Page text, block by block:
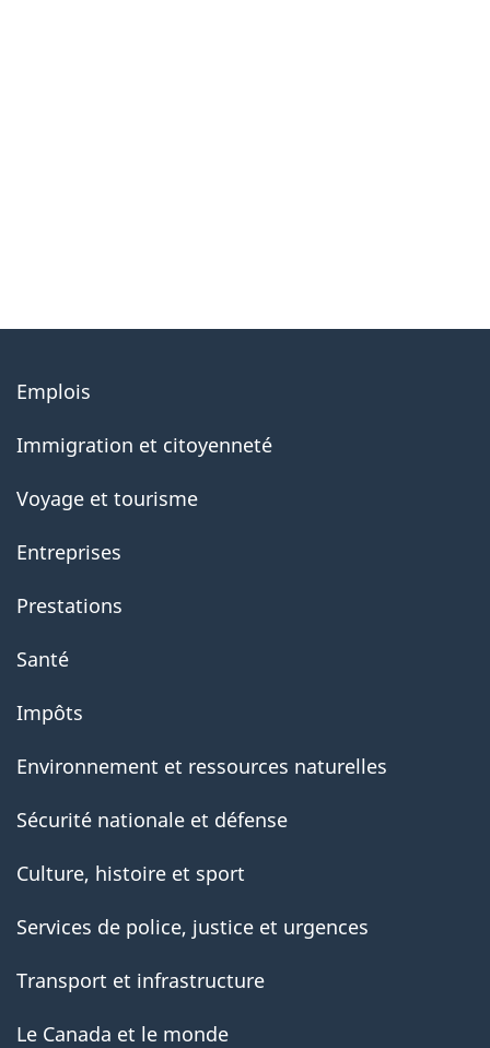
About
government
Emplois
Immigration et citoyenneté
Voyage et tourisme
Entreprises
Prestations
Santé
Impôts
Environnement et ressources naturelles
Sécurité nationale et défense
Culture, histoire et sport
Services de police, justice et urgences
Transport et infrastructure
Le Canada et le monde